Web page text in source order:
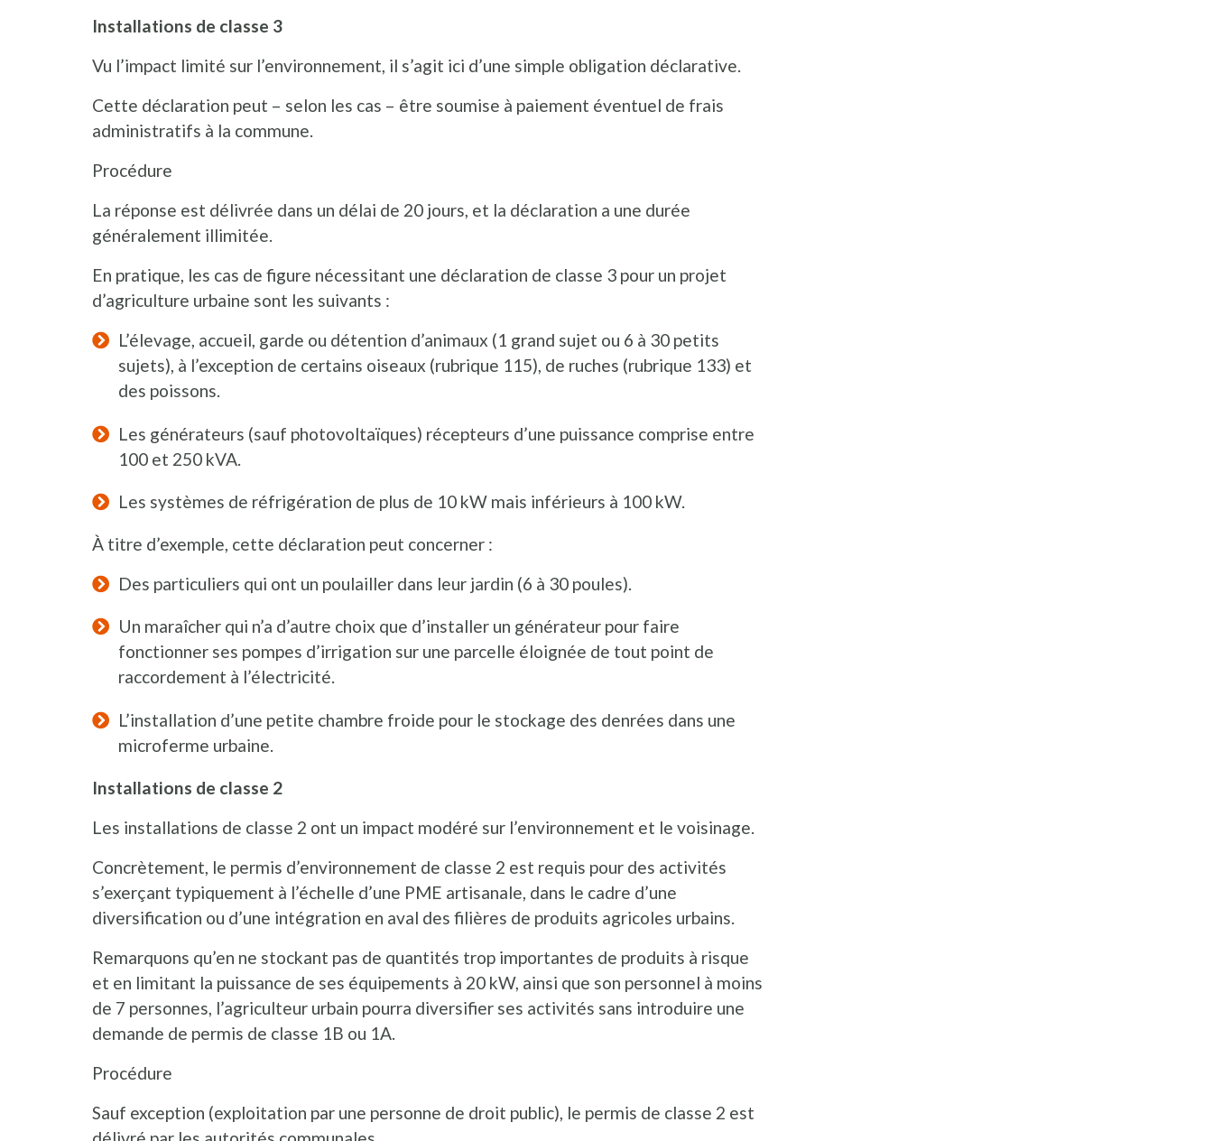
Installations de classe 3
Vu l’impact limité sur l’environnement, il s’agit ici d’une simple obligation déclarative.
Cette déclaration peut – selon les cas – être soumise à paiement éventuel de frais
administratifs à la commune.
Procédure
La réponse est délivrée dans un délai de 20 jours, et la déclaration a une durée
généralement illimitée.
En pratique, les cas de figure nécessitant une déclaration de classe 3 pour un projet
d’agriculture urbaine sont les suivants :
L’élevage, accueil, garde ou détention d’animaux (1 grand sujet ou 6 à 30 petits
sujets), à l’exception de certains oiseaux (rubrique 115), de ruches (rubrique 133) et
des poissons.
Les générateurs (sauf photovoltaïques) récepteurs d’une puissance comprise entre
100 et 250 kVA.
Les systèmes de réfrigération de plus de 10 kW mais inférieurs à 100 kW.
À titre d’exemple, cette déclaration peut concerner :
Des particuliers qui ont un poulailler dans leur jardin (6 à 30 poules).
Un maraîcher qui n’a d’autre choix que d’installer un générateur pour faire
fonctionner ses pompes d’irrigation sur une parcelle éloignée de tout point de
raccordement à l’électricité.
L’installation d’une petite chambre froide pour le stockage des denrées dans une
microferme urbaine.
Installations de classe 2
Les installations de classe 2 ont un impact modéré sur l’environnement et le voisinage.
Concrètement, le permis d’environnement de classe 2 est requis pour des activités
s’exerçant typiquement à l’échelle d’une PME artisanale, dans le cadre d’une
diversification ou d’une intégration en aval des filières de produits agricoles urbains.
Remarquons qu’en ne stockant pas de quantités trop importantes de produits à risque
et en limitant la puissance de ses équipements à 20 kW, ainsi que son personnel à moins
de 7 personnes, l’agriculteur urbain pourra diversifier ses activités sans introduire une
demande de permis de classe 1B ou 1A.
Procédure
Sauf exception (exploitation par une personne de droit public), le permis de classe 2 est